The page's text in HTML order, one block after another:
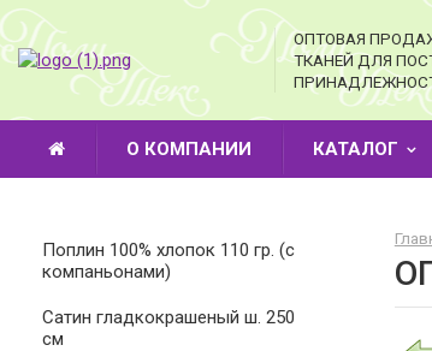
ОПТОВАЯ
ТКАНЕЙ ДЛЯ
О КОМПАНИИ КАТАЛОГ
Поплин 100% хлопок 110 гр. (с
компаньонами)
Cатин гладкокрашеный ш. 250
см